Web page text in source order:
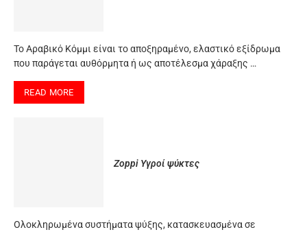
Το Αραβικό Κόμμι είναι το αποξηραμένο, ελαστικό εξίδρωμα
που παράγεται αυθόρμητα ή ως αποτέλεσμα χάραξης …
READ MORE
Zoppi Υγροί ψύκτες
Oλοκληρωμένα συστήματα ψύξης, κατασκευασμένα σε